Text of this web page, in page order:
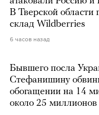
В Тверской области
склад Wildberries
6 часов назад
Бывшего посла
Стефанишину
обогащении на 14
около 25 миллионов